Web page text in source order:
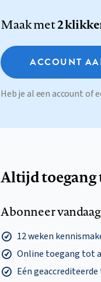
Maak met2
ACCOUNT
Heb je al een account of
Altijd toegang
Abonneer
12 weken
Online toegang tot
Eén